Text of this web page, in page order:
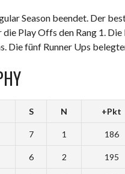
Season beendet. Der
Play Offs den Rang 1. Die
Die fünf Runner Ups
S N +Pkt
7 1 186
6 2 195